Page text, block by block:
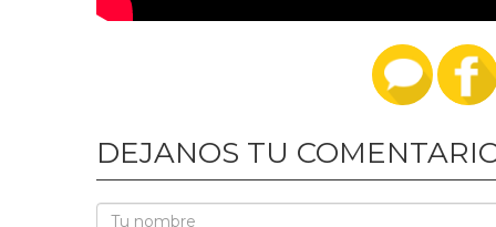
DEJANOS TU